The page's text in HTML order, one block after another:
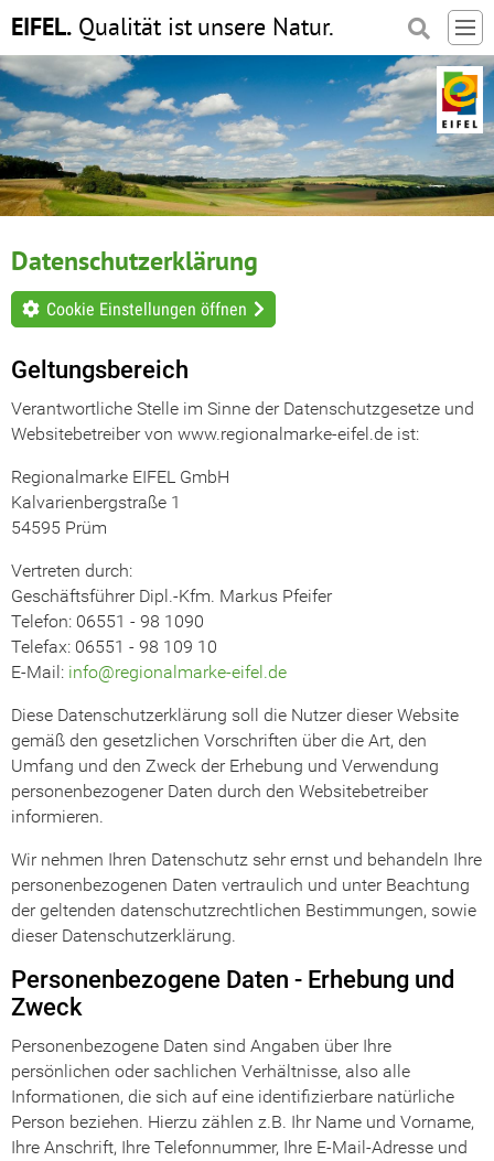
Datenschutzerklärung
Cookie Einstellungen öffnen
Geltungsbereich
Verantwortliche Stelle im Sinne der Datenschutzgesetze und
Websitebetreiber von www.regionalmarke-eifel.de ist:
Regionalmarke EIFEL GmbH
Kalvarienbergstraße 1
54595 Prüm
Vertreten durch:
Geschäftsführer Dipl.-Kfm. Markus Pfeifer
Telefon: 06551 - 98 1090
Telefax: 06551 - 98 109 10
E-Mail: info@regionalmarke-eifel.de
Diese Datenschutzerklärung soll die Nutzer dieser Website
gemäß den gesetzlichen Vorschriften über die Art, den
Umfang und den Zweck der Erhebung und Verwendung
personenbezogener Daten durch den Websitebetreiber
informieren.
Wir nehmen Ihren Datenschutz sehr ernst und behandeln Ihre
personenbezogenen Daten vertraulich und unter Beachtung
der geltenden datenschutzrechtlichen Bestimmungen, sowie
dieser Datenschutzerklärung.
Personenbezogene Daten - Erhebung und
Zweck
Personenbezogene Daten sind Angaben über Ihre
persönlichen oder sachlichen Verhältnisse, also alle
Informationen, die sich auf eine identifizierbare natürliche
Person beziehen. Hierzu zählen z.B. Ihr Name und Vorname,
Ihre Anschrift, Ihre Telefonnummer, Ihre E-Mail-Adresse und
EIFEL. Qualität ist unsere Natur.